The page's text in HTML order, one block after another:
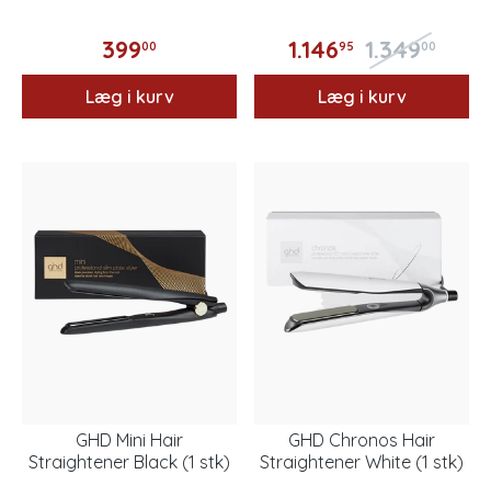
39900
Læg i kurv
1.14695 1.34900
Læg i kurv
GHD Mini Hair
Straightener Black (1 stk)
GHD Chronos Hair
Straightener White (1 stk)